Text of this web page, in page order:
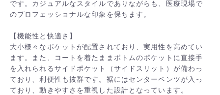
です。カジュアルなスタイルでありながらも、医療現場で
のプロフェッショナルな印象を保ちます。
【機能性と快適さ】
大小様々なポケットが配置されており、実用性を高めてい
ます。また、コートを着たままボトムのポケットに直接手
を入れられるサイドポケット（サイドスリット）が備わっ
ており、利便性も抜群です。裾にはセンターベンツが入っ
ており、動きやすさを重視した設計となっています。